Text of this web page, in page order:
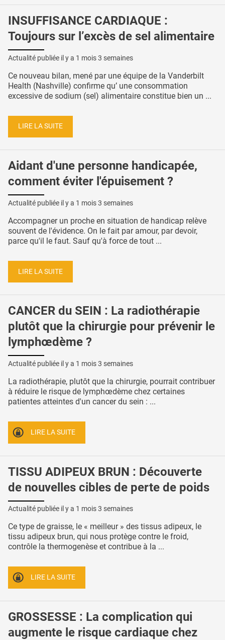
INSUFFISANCE CARDIAQUE :
Toujours sur l’excès de sel alimentaire
Actualité publiée il y a 1 mois 3 semaines
Ce nouveau bilan, mené par une équipe de la Vanderbilt
Health (Nashville) confirme qu’ une consommation
excessive de sodium (sel) alimentaire constitue bien un ...
LIRE LA SUITE
Aidant d'une personne handicapée,
comment éviter l'épuisement ?
Actualité publiée il y a 1 mois 3 semaines
Accompagner un proche en situation de handicap relève
souvent de l'évidence. On le fait par amour, par devoir,
parce qu'il le faut. Sauf qu'à force de tout ...
LIRE LA SUITE
CANCER du SEIN : La radiothérapie
plutôt que la chirurgie pour prévenir le
lymphœdème ?
Actualité publiée il y a 1 mois 3 semaines
La radiothérapie, plutôt que la chirurgie, pourrait contribuer
à réduire le risque de lymphœdème chez certaines
patientes atteintes d'un cancer du sein : ...
LIRE LA SUITE
TISSU ADIPEUX BRUN : Découverte
de nouvelles cibles de perte de poids
Actualité publiée il y a 1 mois 3 semaines
Ce type de graisse, le « meilleur » des tissus adipeux, le
tissu adipeux brun, qui nous protège contre le froid,
contrôle la thermogenèse et contribue à la ...
LIRE LA SUITE
GROSSESSE : La complication qui
augmente le risque cardiaque chez